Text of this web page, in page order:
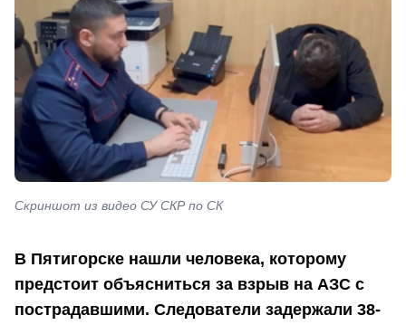
Скриншот из видео СУ СКР по СК
В Пятигорске нашли человека, которому
предстоит объясниться за взрыв на АЗС с
пострадавшими. Следователи задержали 38-